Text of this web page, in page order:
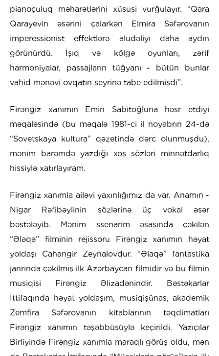
pianoçuluq məharətlərini xüsusi vurğulayır. “Qara
Qarayevin əsərini çalarkən Elmira Səfərovanın
imperessionist effektlərə aludəliyi daha aydın
görünürdü. İşıq və kölgə oyunları, zərif
harmoniyalar, passajların tüğyanı - bütün bunlar
vahid mənəvi ovqatın seyrinə tabe edilmişdi”.
Firəngiz xanımın Emin Sabitoğluna həsr etdiyi
məqaləsində (bu məqalə 1981-ci il noyabrın 24-də
“Sovetskaya kultura” qəzetində dərc olunmuşdu),
mənim barəmdə yazdığı xoş sözləri minnətdarlıq
hissiylə xatırlayıram.
Firəngiz xanımla ailəvi yaxınlığımız da var. Anamın -
Nigar Rəfibəylinin sözlərinə üç vokal əsər
bəstələyib. Mənim ssenarim əsasında çəkilən
“Əlaqə” filminin rejissoru Firəngiz xanımın həyat
yoldaşı Cahangir Zeynalovdur. “Əlaqə” fantastika
janrında çəkilmiş ilk Azərbaycan filmidir və bu filmin
musiqisi Firəngiz Əlizadənindir. Bəstəkarlar
İttifaqında həyat yoldaşım, musiqişünas, akademik
Zemfira Səfərovanın kitablarının təqdimatları
Firəngiz xanımın təşəbbüsüylə keçirildi. Yazıçılar
Birliyində Firəngiz xanımla maraqlı görüş oldu, mən